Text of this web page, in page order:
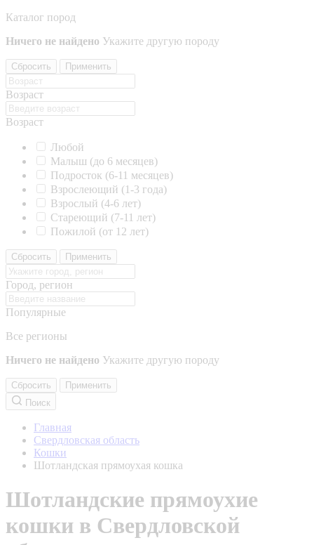
Каталог пород
Ничего не найдено Укажите другую породу
Сбросить Применить
Возраст
Возраст
Любой
Малыш (до 6 месяцев)
Подросток (6-11 месяцев)
Взрослеющий (1-3 года)
Взрослый (4-6 лет)
Стареющий (7-11 лет)
Пожилой (от 12 лет)
Сбросить Применить
Город, регион
Популярные
Все регионы
Ничего не найдено Укажите другую породу
Сбросить
Применить
Поиск
Главная
Свердловская область
Кошки
Шотландская прямоухая кошка
Шотландские прямоухие
кошки в Свердловской